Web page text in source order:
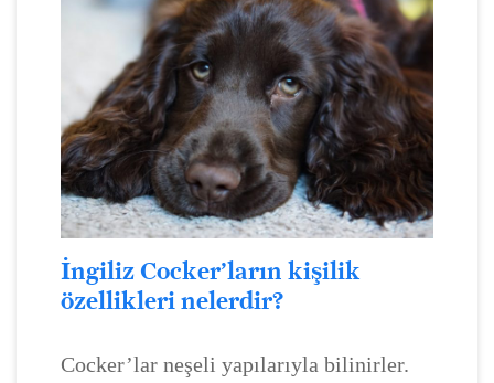
İngiliz Cocker’ların kişilik
özellikleri nelerdir?
Cocker’lar neşeli yapılarıyla bilinirler.